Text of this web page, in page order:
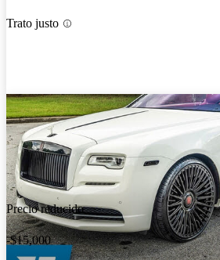
Trato justo
Precio reducido
-$15,000